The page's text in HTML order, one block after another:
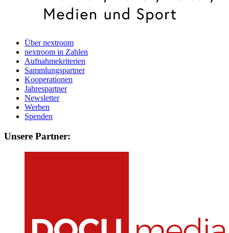
Über nextroom
nextroom in Zahlen
Aufnahmekriterien
Sammlungspartner
Kooperationen
Jahrespartner
Newsletter
Werben
Spenden
Unsere Partner: